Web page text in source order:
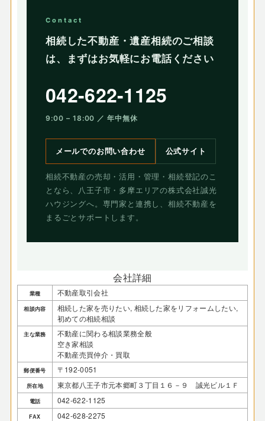
Contact
相続した不動産・遺産相続のご相談
は、まずはお気軽にお電話ください
042-622-1125
9:00 – 18:00 ／ 年中無休
メールでのお問い合わせ 公式サイト
相続不動産の売却・活用・管理・相続登記のこ
となら、八王子市・多摩エリアの株式会社誠光
ハウジングへ。専門家と連携し、相続不動産を
まるごとサポートします。
会社詳細
業種 不動産取引会社
相談内容
相続した家を売りたい, 相続した家をリフォームしたい,
初めての相続相談
主な業務
不動産に関わる相談業務全般
空き家相談
不動産売買仲介・買取
郵便番号 〒192-0051
所在地 東京都八王子市元本郷町３丁目１６－９ 誠光ビル１Ｆ
電話 042-622-1125
FAX 042-628-2275